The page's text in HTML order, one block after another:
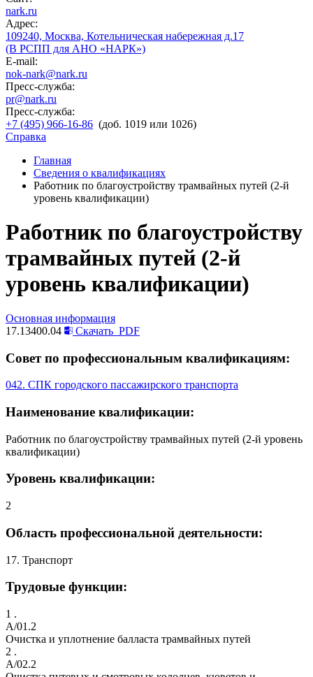
nark.ru
Адрес:
109240, Москва, Котельническая набережная д.17
(В РСПП для АНО «НАРК»)
E-mail:
nok-nark@nark.ru
Пресс-служба:
pr@nark.ru
Пресс-служба:
+7 (495) 966-16-86 (доб. 1019 или 1026)
Справка
Главная
Сведения о квалификациях
Работник по благоустройству трамвайных путей (2-й
уровень квалификации)
Работник по благоустройству
трамвайных путей (2-й
уровень квалификации)
Основная информация
17.13400.04
Скачать PDF
Совет по профессиональным квалификациям:
042. СПК городского пассажирского транспорта
Наименование квалификации:
Работник по благоустройству трамвайных путей (2-й уровень
квалификации)
Уровень квалификации:
2
Область профессиональной деятельности:
17. Транспорт
Трудовые функции:
1 .
A/01.2
Очистка и уплотнение балласта трамвайных путей
2 .
A/02.2